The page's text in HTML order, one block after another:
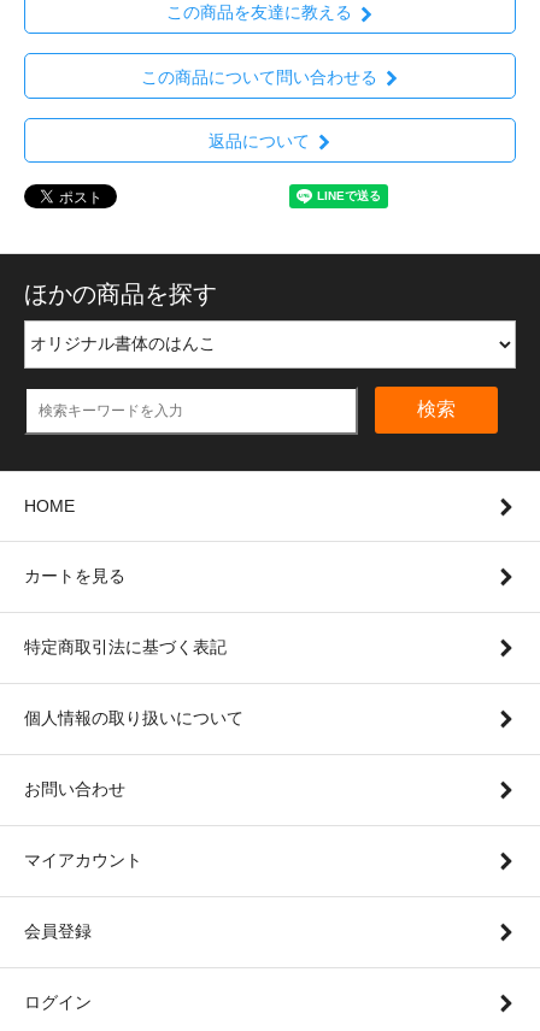
この商品を友達に教える
この商品について問い合わせる
返品について
ほかの商品を探す
検索
HOME
カートを見る
特定商取引法に基づく表記
個人情報の取り扱いについて
お問い合わせ
マイアカウント
会員登録
ログイン